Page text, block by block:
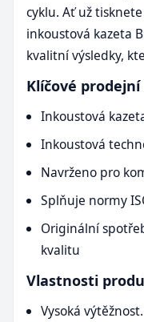
cyklu. Ať už
inkoustová kazeta
kvalitní výsledky,
Klíčové prodejní
Inkoustová
Inkoustová
Navrženo pro
Splňuje normy
Originální
kvalitu
Vlastnosti
Vysoká